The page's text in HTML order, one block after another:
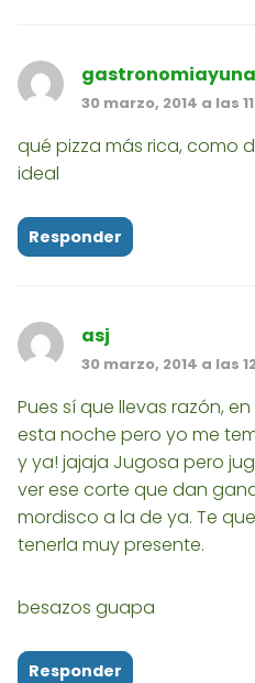
gastronomiayuna
30 marzo, 2014 a las
qué pizza más rica, como
ideal
Responder
asj
30 marzo, 2014 a las
Pues sí que llevas razón,
esta noche pero yo me
y ya! jajaja Jugosa pero
ver ese corte que dan
mordisco a la de ya. Te
tenerla muy presente.
besazos guapa
Responder